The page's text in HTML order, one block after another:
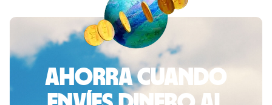
Ahorra cuando